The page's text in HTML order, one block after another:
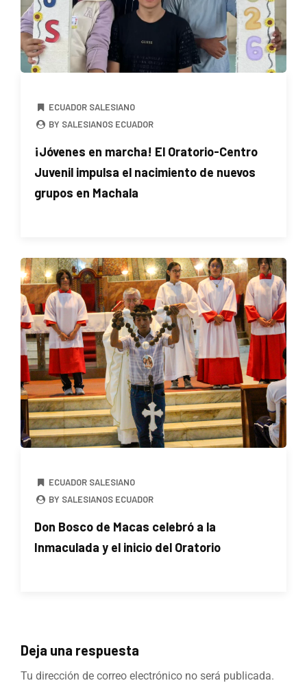
ECUADOR SALESIANO
BY SALESIANOS ECUADOR
¡Jóvenes en marcha! El Oratorio-Centro
Juvenil impulsa el nacimiento de nuevos
grupos en Machala
ECUADOR SALESIANO
BY SALESIANOS ECUADOR
Don Bosco de Macas celebró a la
Inmaculada y el inicio del Oratorio
Deja una respuesta
Tu dirección de correo electrónico no será publicada.